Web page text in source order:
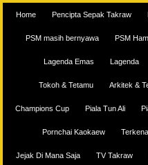
Home Pencipta Sepak Takraw
PSM masih bernyawa PSM
Lagenda Emas Lagenda
Tokoh & Tetamu Arkitek &
Champions Cup Piala Tun Ali
Pornchai Kaokaew
Jejak Di Mana Saja TV Takraw